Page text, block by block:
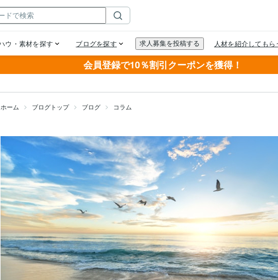
会員登録で10％割引クーポンを獲得！
ホーム ブログトップ ブログ コラム